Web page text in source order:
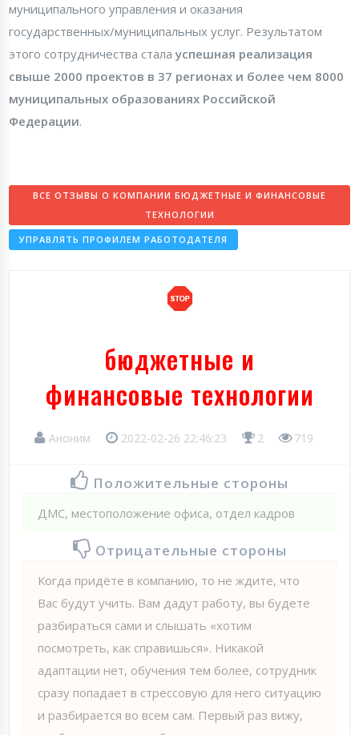
муниципального управления и оказания
государственных/муниципальных услуг. Результатом
этого сотрудничества стала успешная реализация
свыше 2000 проектов в 37 регионах и более чем 8000
муниципальных образованиях Российской
Федерации.
ВСЕ ОТЗЫВЫ О КОМПАНИИ БЮДЖЕТНЫЕ И ФИНАНСОВЫЕ
ТЕХНОЛОГИИ
УПРАВЛЯТЬ ПРОФИЛЕМ РАБОТОДАТЕЛЯ
бюджетные и
финансовые технологии
Аноним 2022-02-26 22:46:23 2 719
Положительные стороны
ДМС, местоположение офиса, отдел кадров
Отрицательные стороны
Когда придёте в компанию, то не ждите, что
Вас будут учить. Вам дадут работу, вы будете
разбираться сами и слышать «хотим
посмотреть, как справишься». Никакой
адаптации нет, обучения тем более, сотрудник
сразу попадает в стрессовую для него ситуацию
и разбирается во всем сам. Первый раз вижу,